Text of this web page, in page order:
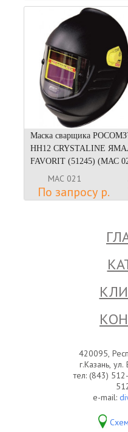
Маска сварщика
НН12 CRYSTALINE
FAVORIT (51245) (МАС
МАС 021
По запросу р.
420095,
г.Казань,
тел: (843)
e-mail: